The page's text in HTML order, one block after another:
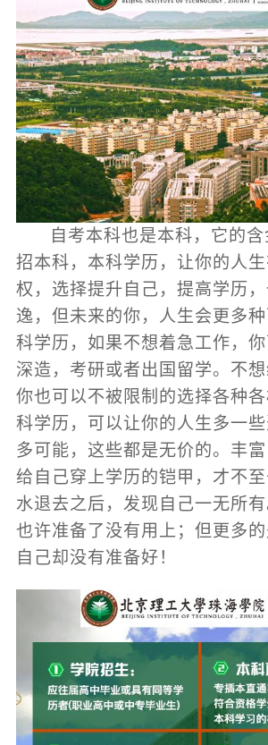
自考本科也是本科，它的
招本科，本科学历，让你的人
权，选择提升自己，提高学历
逸，但未来的你，人生会更多
科学历，如果不想着急工作，
深造，考研或者出国留学。不想
你也可以不被限制的选择各种
科学历，可以让你的人生多一
多可能，这些都是无价的。丰富
给自己穿上学历的铠甲，才不
水退去之后，发现自己一无所有
也许准备了没有用上；但更多的
自己却没有准备好！